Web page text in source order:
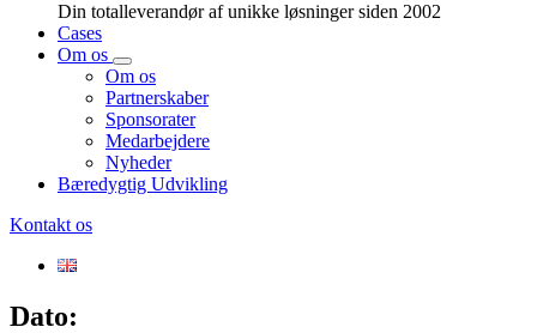
Din totalleverandør af unikke løsninger siden 2002
Cases
Om os
Om os
Partnerskaber
Sponsorater
Medarbejdere
Nyheder
Bæredygtig Udvikling
Kontakt os
Dato: